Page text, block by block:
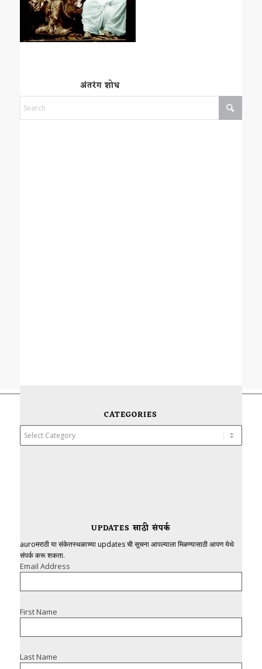
अंतरंग शोध
CATEGORIES
Categories
UPDATES साठी संपर्क
auroमराठी या संकेतस्थळाच्या updates ची सूचना आपल्याला मिळण्यासाठी आपण येथे
संपर्क करू शकता.
Email Address
First Name
Last Name